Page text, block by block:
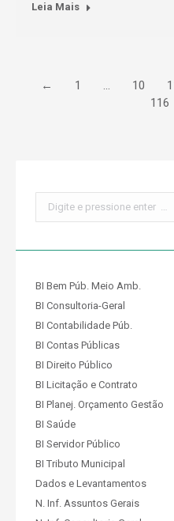
Leia Mais
← 1 … 10
116
BI Bem Púb. Meio Amb.
BI Consultoria-Geral
BI Contabilidade Púb.
BI Contas Públicas
BI Direito Público
BI Licitação e Contrato
BI Planej. Orçamento Gestão
BI Saúde
BI Servidor Público
BI Tributo Municipal
Dados e Levantamentos
N. Inf. Assuntos Gerais